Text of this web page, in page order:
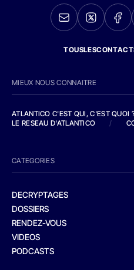
MIEUX NOUS CONNAITRE
ATLANTICO C'EST QUI, C'EST QUOI
LE RESEAU D'ATLANTICO
/
CATEGORIES
DECRYPTAGES
DOSSIERS
RENDEZ-VOUS
VIDEOS
PODCASTS